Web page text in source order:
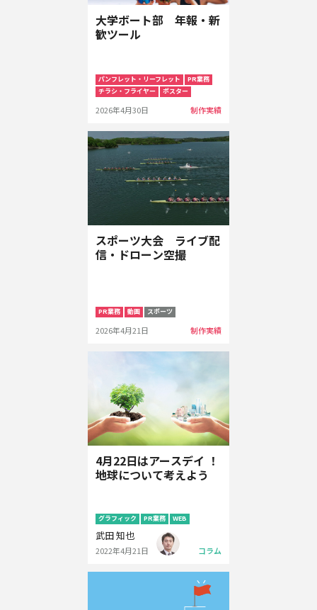
大学ボート部 年報・新
歓ツール
パンフレット・リーフレット
PR業務
チラシ・フライヤー
ポスター
2026年4月30日 制作実績
スポーツ大会 ライブ配
信・ドローン空撮
PR業務 動画 スポーツ
2026年4月21日 制作実績
4月22日はアースデイ ！
地球について考えよう
グラフィック PR業務 WEB
武田 知也
2022年4月21日 コラム